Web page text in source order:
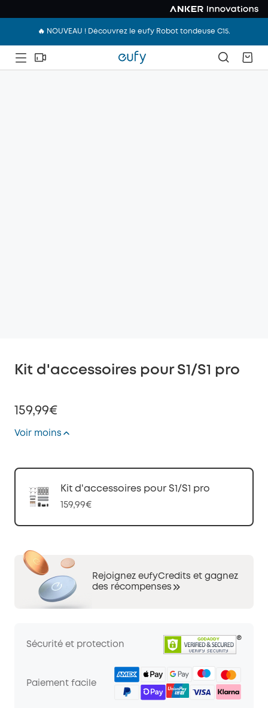
🔥 NOUVEAU ! Découvrez le eufy Robot tondeuse C15.
Kit d'accessoires pour S1/S1 pro
159,99€
Voir moins
Kit d'accessoires pour S1/S1 pro
159,99€
Rejoignez eufyCredits et gagnez
des récompenses
Sécurité et protection
Paiement facile